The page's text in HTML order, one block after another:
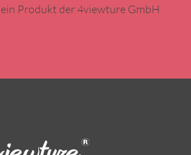
ein Produkt der 4viewture GmbH